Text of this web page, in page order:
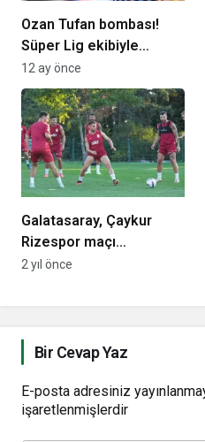
Ozan Tufan bombası!
Süper Lig ekibiyle
anlaştı, top
Trabzonspor’da…
12 ay önce
Galatasaray, Çaykur
Rizespor maçı
hazırlıklarını tamamladı
2 yıl önce
Bir Cevap Yaz
E-posta adresiniz
işaretlenmişlerdir